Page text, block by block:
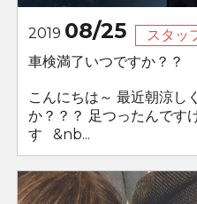
2019 08/25
スタッ
車検満了いつですか？？
こんにちは～ 最近朝涼し
か？？？ 足つったんです
す &nb...